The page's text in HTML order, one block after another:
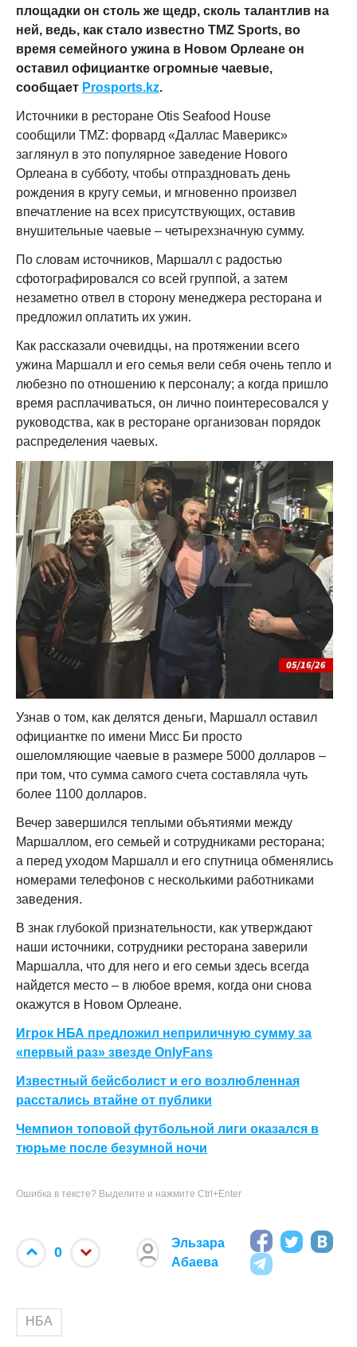
площадки он столь же щедр, сколь талантлив на
ней, ведь, как стало известно TMZ Sports, во
время семейного ужина в Новом Орлеане он
оставил официантке огромные чаевые,
сообщает Prosports.kz.
Источники в ресторане Otis Seafood House
сообщили TMZ: форвард «Даллас Маверикс»
заглянул в это популярное заведение Нового
Орлеана в субботу, чтобы отпраздновать день
рождения в кругу семьи, и мгновенно произвел
впечатление на всех присутствующих, оставив
внушительные чаевые – четырехзначную сумму.
По словам источников, Маршалл с радостью
сфотографировался со всей группой, а затем
незаметно отвел в сторону менеджера ресторана и
предложил оплатить их ужин.
Как рассказали очевидцы, на протяжении всего
ужина Маршалл и его семья вели себя очень тепло и
любезно по отношению к персоналу; а когда пришло
время расплачиваться, он лично поинтересовался у
руководства, как в ресторане организован порядок
распределения чаевых.
Узнав о том, как делятся деньги, Маршалл оставил
официантке по имени Мисс Би просто
ошеломляющие чаевые в размере 5000 долларов –
при том, что сумма самого счета составляла чуть
более 1100 долларов.
Вечер завершился теплыми объятиями между
Маршаллом, его семьей и сотрудниками ресторана;
а перед уходом Маршалл и его спутница обменялись
номерами телефонов с несколькими работниками
заведения.
В знак глубокой признательности, как утверждают
наши источники, сотрудники ресторана заверили
Маршалла, что для него и его семьи здесь всегда
найдется место – в любое время, когда они снова
окажутся в Новом Орлеане.
Игрок НБА предложил неприличную сумму за
«первый раз» звезде OnlyFans
Известный бейсболист и его возлюбленная
расстались втайне от публики
Чемпион топовой футбольной лиги оказался в
тюрьме после безумной ночи
Ошибка в тексте? Выделите и нажмите Ctrl+Enter
0
Эльзара
Абаева
НБА